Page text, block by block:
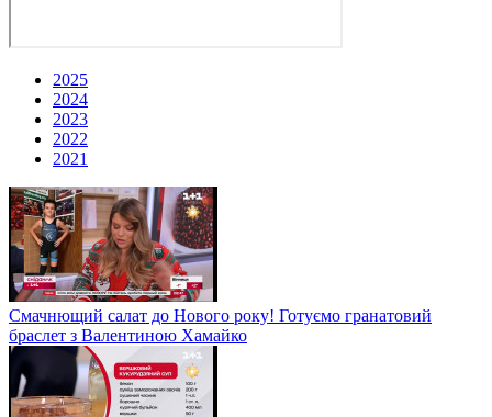
2025
2024
2023
2022
2021
Смачнющий салат до Нового року! Готуємо гранатовий
браслет з Валентиною Хамайко